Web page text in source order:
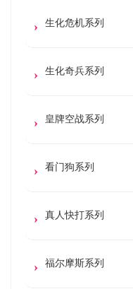
生化危机系列
生化奇兵系列
皇牌空战系列
看门狗系列
真人快打系列
福尔摩斯系列